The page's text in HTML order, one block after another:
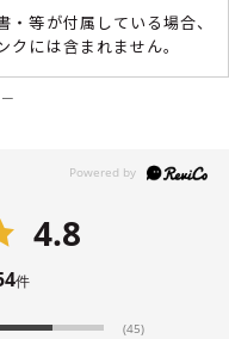
等が付属している場合、
クには含まれません。
4.8
件
(45)